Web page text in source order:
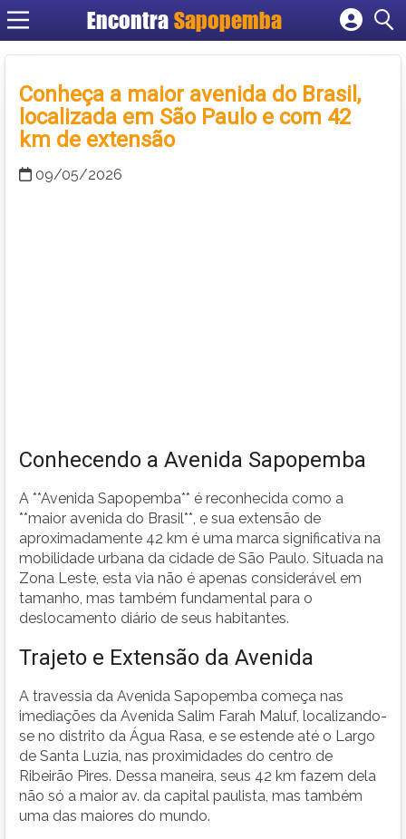
Encontra Sapopemba
Cadastrar empresa
Criar conta
Conheça a maior avenida do Brasil,
localizada em São Paulo e com 42
km de extensão
09/05/2026
Conhecendo a Avenida Sapopemba
A **Avenida Sapopemba** é reconhecida como a
**maior avenida do Brasil**, e sua extensão de
aproximadamente 42 km é uma marca significativa na
mobilidade urbana da cidade de São Paulo. Situada na
Zona Leste, esta via não é apenas considerável em
tamanho, mas também fundamental para o
deslocamento diário de seus habitantes.
Trajeto e Extensão da Avenida
A travessia da Avenida Sapopemba começa nas
imediações da Avenida Salim Farah Maluf, localizando-
se no distrito da Água Rasa, e se estende até o Largo
de Santa Luzia, nas proximidades do centro de
Ribeirão Pires. Dessa maneira, seus 42 km fazem dela
não só a maior av. da capital paulista, mas também
uma das maiores do mundo.